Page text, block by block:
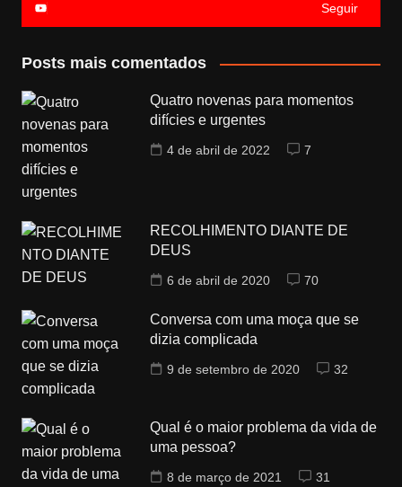
Seguir
Posts mais comentados
Quatro novenas para momentos
difícies e urgentes
4 de abril de 2022 7
RECOLHIMENTO DIANTE DE
DEUS
6 de abril de 2020 70
Conversa com uma moça que se
dizia complicada
9 de setembro de 2020 32
Qual é o maior problema da vida de
uma pessoa?
8 de março de 2021 31